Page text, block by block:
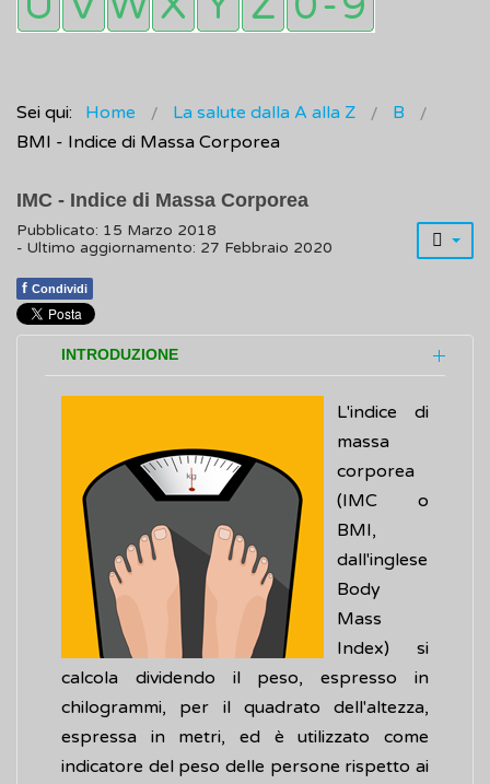
Sei qui: Home La salute dalla A alla Z
B
BMI - Indice di Massa Corporea
IMC - Indice di Massa Corporea
Pubblicato: 15 Marzo 2018
- Ultimo aggiornamento: 27 Febbraio 2020
f Condividi
INTRODUZIONE
L'indice di
massa
corporea
(IMC o
BMI,
dall'inglese
Body
Mass
Index) si
calcola dividendo il peso, espresso in
chilogrammi, per il quadrato dell'altezza,
espressa in metri, ed è utilizzato come
indicatore del peso delle persone rispetto ai